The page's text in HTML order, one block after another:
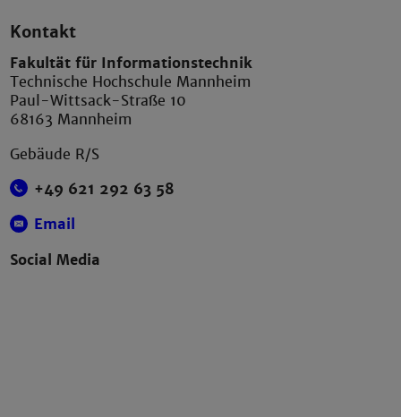
Kontakt
Fakultät für Informationstechnik
Technische Hochschule Mannheim
Paul-Wittsack-Straße 10
68163 Mannheim
Gebäude R/S
+49 621 292 63 58
Email
Social Media